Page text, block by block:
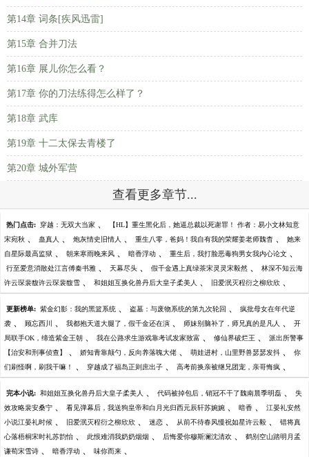
第14章 词条[疾风迅雷]
第15章 合并刀法
第16章 展儿你怎么看？
第17章 你的刀法练得怎么样了？
第18章 武库
第19章 十二太保去青楼了
第20章 城外军营
查看更多章节...
热门点击: 穿越：无双大当家 、 【HL】重生黑化后，她逼总裁以死谢罪！ 作者：易小文林知意
宋宛秋 、 蛊真人 、 炮灰情史旧情人 、 重生八零，爸妈！我自有我的荣耀姜老师魏杳 、 她来
自星际最高监狱 、 朝来寒雨晚来风 、 暗香浮动 、 重生后，我打脸恶毒狗男女我内心论文 、
行至爱意消散处江言傅秦书雅 、 天幕尽头 、 假千金遇上真绿茶宋灵灵宋毅然 、 林深不知云海
许云琛裴馥许云琛裴馥雪 、 和姐姐互换化兽丹后大皇子柔美人 、 旧爱泯灭程衍之柳欣欣 、
更新榜单: 紫金幻影：我的黑篮系统 、 盗墓：与废物系统的第九次轮回 、 疯批母女在年代逆
袭 、 顾忘西川 、 我都抱天道大腿了，假千金还在演 、 师妹别脑补了，师兄真的是凡人 、 开
局联手OK，缔造紫金王朝 、 我在公路求生游戏靠考试发家致富 、 修仙界破烂王 、 派出所警事
【治安和刑事侦查】 、 娇知青靠颠勺，反向养落魄大佬 、 萌娃进村，山里野兽瑟瑟发抖 、 你
们刷怪啊，刷我干嘛！ 、 穿越成了福岛正则庶出子 、 高考前换亲被继兄团宠，亲哥悔疯 、
完本小说: 和姐姐互换化兽丹后大皇子柔美人 、 代码被掉包后，销冠不干了魏南晨季明磊 、 失
效攻略裴安桑宁 、 看见弹幕后，我送狗皇帝和白月光归西元辰轩苏婉婉 、 暗香 、 江晏礼安然
小说江晏礼时候 、 旧爱泯灭程衍之柳欣欣 、 迷恋 、 从前不待春风慢祝如星许云毅 、 错将真
心落梧桐宋时礼苏韵怡 、 此恨难消我奶奶烟烟 、 后悔爱你穆斯澜沈清欢 、 鹤别空山踏明月孟
谦荀宋雪诗 、 暗香浮动 、 味你而来 、